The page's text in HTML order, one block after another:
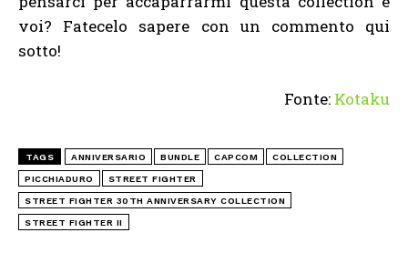
voi? Fatecelo sapere con un commento qui
sotto!
Fonte: Kotaku
TAGS ANNIVERSARIO BUNDLE CAPCOM COLLECTION
PICCHIADURO STREET FIGHTER
STREET FIGHTER 30TH ANNIVERSARY COLLECTION
STREET FIGHTER II